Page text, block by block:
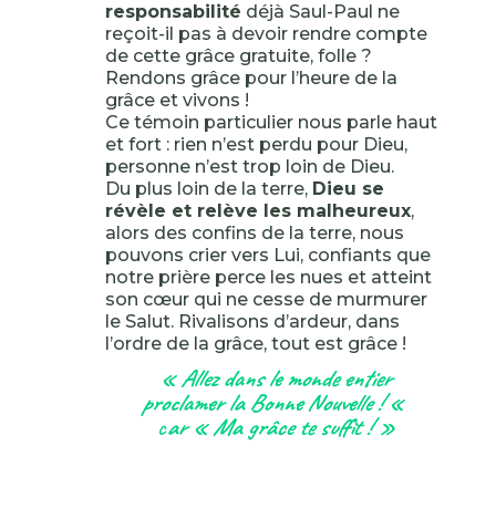
responsabilité déjà Saul-Paul ne
reçoit-il pas à devoir rendre compte
de cette grâce gratuite, folle ?
Rendons grâce pour l’heure de la
grâce et vivons !
Ce témoin particulier nous parle haut
et fort : rien n’est perdu pour Dieu,
personne n’est trop loin de Dieu.
Du plus loin de la terre, Dieu se
révèle et relève les malheureux,
alors des confins de la terre, nous
pouvons crier vers Lui, confiants que
notre prière perce les nues et atteint
son cœur qui ne cesse de murmurer
le Salut. Rivalisons d’ardeur, dans
l’ordre de la grâce, tout est grâce !
« Allez dans le monde entier
proclamer la Bonne Nouvelle ! «
car « Ma grâce te suffit ! »